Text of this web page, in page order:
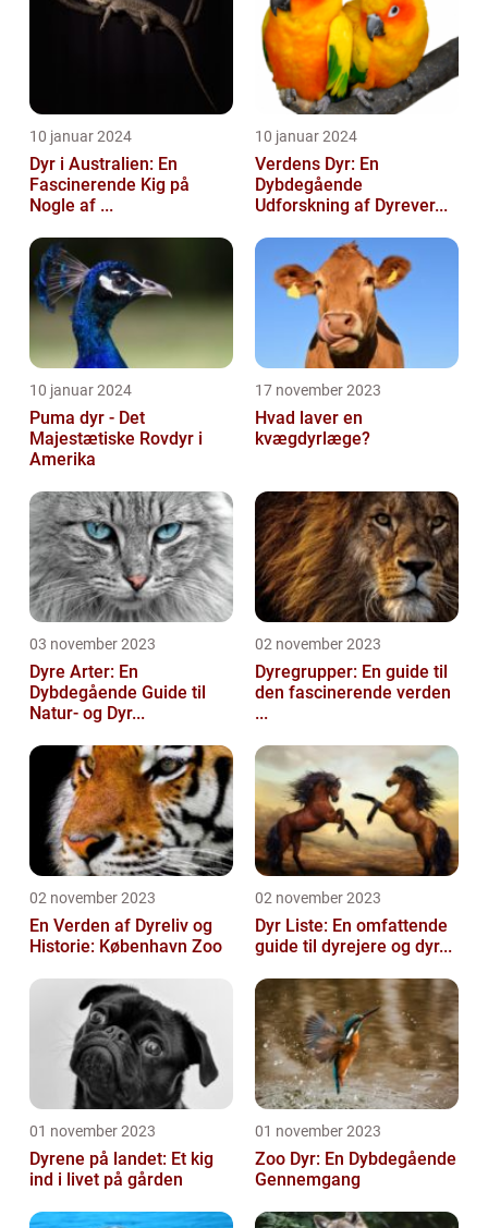
10 januar 2024
Dyr i Australien: En
Fascinerende Kig på
Nogle af ...
10 januar 2024
Verdens Dyr: En
Dybdegående
Udforskning af Dyrever...
10 januar 2024
Puma dyr - Det
Majestætiske Rovdyr i
Amerika
17 november 2023
Hvad laver en
kvægdyrlæge?
03 november 2023
Dyre Arter: En
Dybdegående Guide til
Natur- og Dyr...
02 november 2023
Dyregrupper: En guide til
den fascinerende verden
...
02 november 2023
En Verden af Dyreliv og
Historie: København Zoo
02 november 2023
Dyr Liste: En omfattende
guide til dyrejere og dyr...
01 november 2023
Dyrene på landet: Et kig
ind i livet på gården
01 november 2023
Zoo Dyr: En Dybdegående
Gennemgang